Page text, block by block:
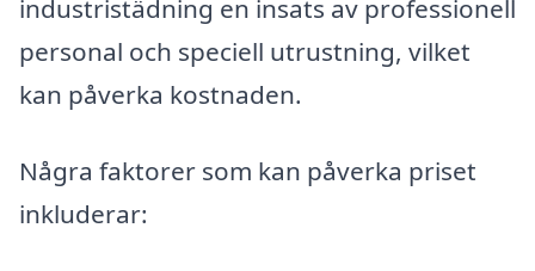
industristädning en insats av professionell
personal och speciell utrustning, vilket
kan påverka kostnaden.
Några faktorer som kan påverka priset
inkluderar: